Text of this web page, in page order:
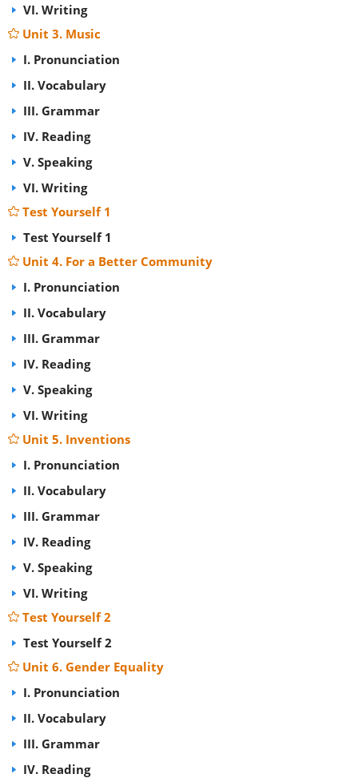
VI. Writing
Unit 3. Music
I. Pronunciation
II. Vocabulary
III. Grammar
IV. Reading
V. Speaking
VI. Writing
Test Yourself 1
Test Yourself 1
Unit 4. For a Better Community
I. Pronunciation
II. Vocabulary
III. Grammar
IV. Reading
V. Speaking
VI. Writing
Unit 5. Inventions
I. Pronunciation
II. Vocabulary
III. Grammar
IV. Reading
V. Speaking
VI. Writing
Test Yourself 2
Test Yourself 2
Unit 6. Gender Equality
I. Pronunciation
II. Vocabulary
III. Grammar
IV. Reading